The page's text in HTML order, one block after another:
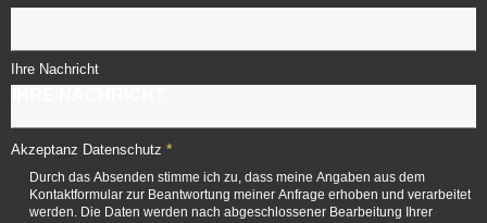
Ihre Nachricht
Akzeptanz Datenschutz *
Durch das Absenden stimme ich zu, dass meine Angaben aus dem
Kontaktformular zur Beantwortung meiner Anfrage erhoben und verarbeitet
werden. Die Daten werden nach abgeschlossener Bearbeitung Ihrer